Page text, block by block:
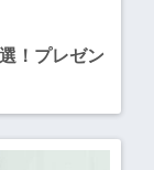
！プレゼン